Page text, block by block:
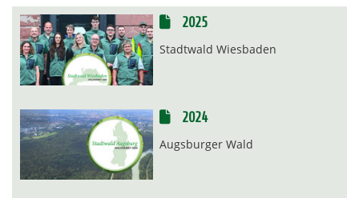
2025
Stadtwald Wiesbaden
2024
Augsburger Wald